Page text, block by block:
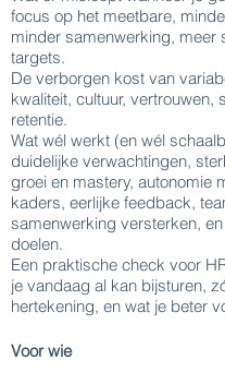
focus op het meetbare,
minder samenwerking, meer
targets.
De verborgen kost van
kwaliteit, cultuur, vertrouwen,
retentie.
Wat wél werkt (en wél
duidelijke verwachtingen,
groei en mastery, autonomie
kaders, eerlijke feedback,
samenwerking versterken,
doelen.
Een praktische check voor
je vandaag al kan bijsturen,
hertekening, en wat je beter
Voor wie